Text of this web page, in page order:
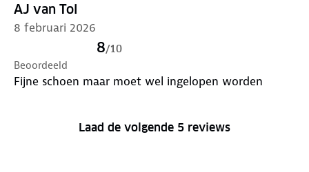
AJ van Tol
8 februari 2026
8/10
Beoordeeld
Fijne schoen maar moet wel ingelopen worden
Laad de volgende 5 reviews